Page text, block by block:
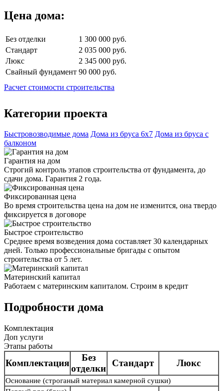
Цена дома:
Без отделки
1 300 000 руб.
Стандарт
2 035 000 руб.
Люкс
2 345 000 руб.
Свайный фундамент 90 000 руб.
Расчет стоимости строительства
Категории проекта
Быстровозводимые дома Дома из бруса 6х7 Дома из бруса с
балконом
Гарантия на дом
Строгий контроль этапов строительства от фундамента, до
сдачи дома. Гарантия 2 года.
Фиксированная цена
Во время строительства цена на дом не изменится, она твердо
фиксируется в договоре
Быстрое строительство
Среднее время возведения дома составляет 30 календарных
дней. Только профессиональные бригады с опытом
строительства от 5 лет.
Материнский капитал
Работаем с материнским капиталом. Строим в кредит
Подробности дома
Комплектация
Доп услуги
Этапы работы
Комплектация
Без
отделки
Стандарт Люкс
Основание (строганый материал камерной сушки)